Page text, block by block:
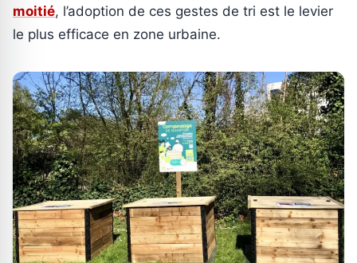
moitié, l’adoption de ces gestes de tri est le levier
le plus efficace en zone urbaine.